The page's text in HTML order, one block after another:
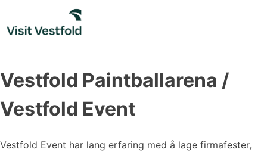
content
Vestfold Paintballarena /
Vestfold Event
Vestfold Event har lang erfaring med å lage firmafester,